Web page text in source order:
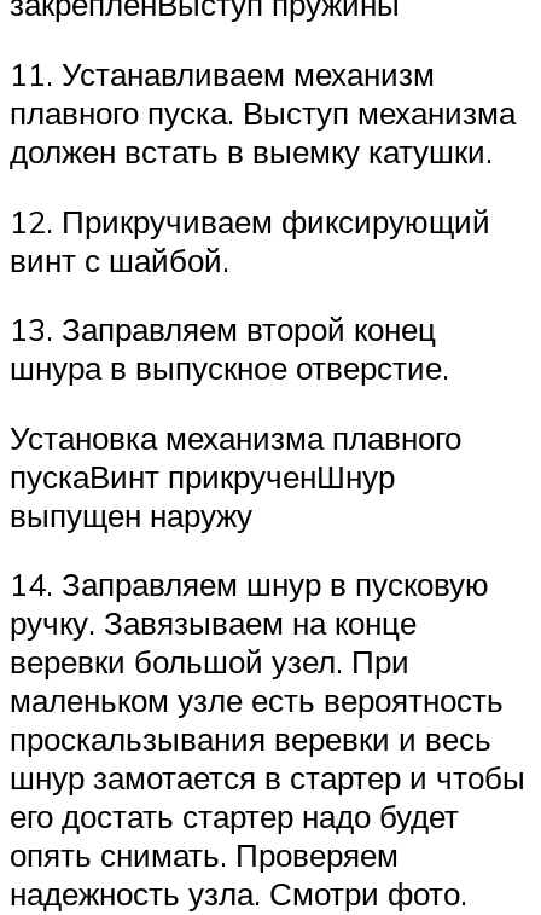
11. Устанавливаем механизм
плавного пуска. Выступ механизма
должен встать в выемку катушки.
12. Прикручиваем фиксирующий
винт с шайбой.
13. Заправляем второй конец
шнура в выпускное отверстие.
Установка механизма плавного
пускаВинт прикрученШнур
выпущен наружу
14. Заправляем шнур в пусковую
ручку. Завязываем на конце
веревки большой узел. При
маленьком узле есть вероятность
проскальзывания веревки и весь
шнур замотается в стартер и чтобы
его достать стартер надо будет
опять снимать. Проверяем
надежность узла. Смотри фото.